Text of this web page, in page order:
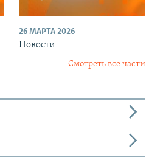
26 МАРТА 2026
Новости
Смотреть все части